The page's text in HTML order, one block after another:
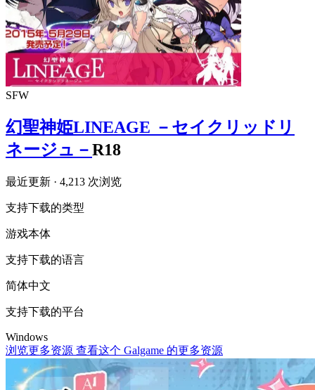
SFW
幻聖神姫LINEAGE －セイクリッドリ
ネージュ－R18
最近更新 · 4,213 次浏览
支持下载的类型
游戏本体
支持下载的语言
简体中文
支持下载的平台
Windows
浏览更多资源 查看这个 Galgame 的更多资源